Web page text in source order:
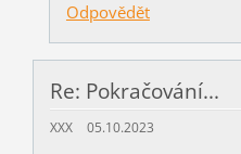
Odpovědět
Re: Pokračování...
XXX 05.10.2023